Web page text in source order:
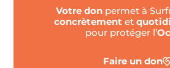
Votre donpermet à
concrètement et
pour protéger l’
Faire un don